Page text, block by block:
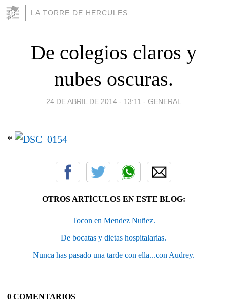
LA TORRE DE HERCULES
De colegios claros y
nubes oscuras.
24 DE ABRIL DE 2014 - 13:11 - GENERAL
*
OTROS ARTÍCULOS EN ESTE BLOG:
Tocon en Mendez Nuñez.
De bocatas y dietas hospitalarias.
Nunca has pasado una tarde con ella...con Audrey.
0 COMENTARIOS